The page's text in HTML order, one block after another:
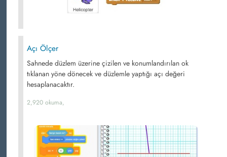
Açı Ölçer
Sahnede düzlem üzerine çizilen ve konumlandırılan ok
tıklanan yöne dönecek ve düzlemle yaptığı açı değeri
hesaplanacaktır.
2,920 okuma,